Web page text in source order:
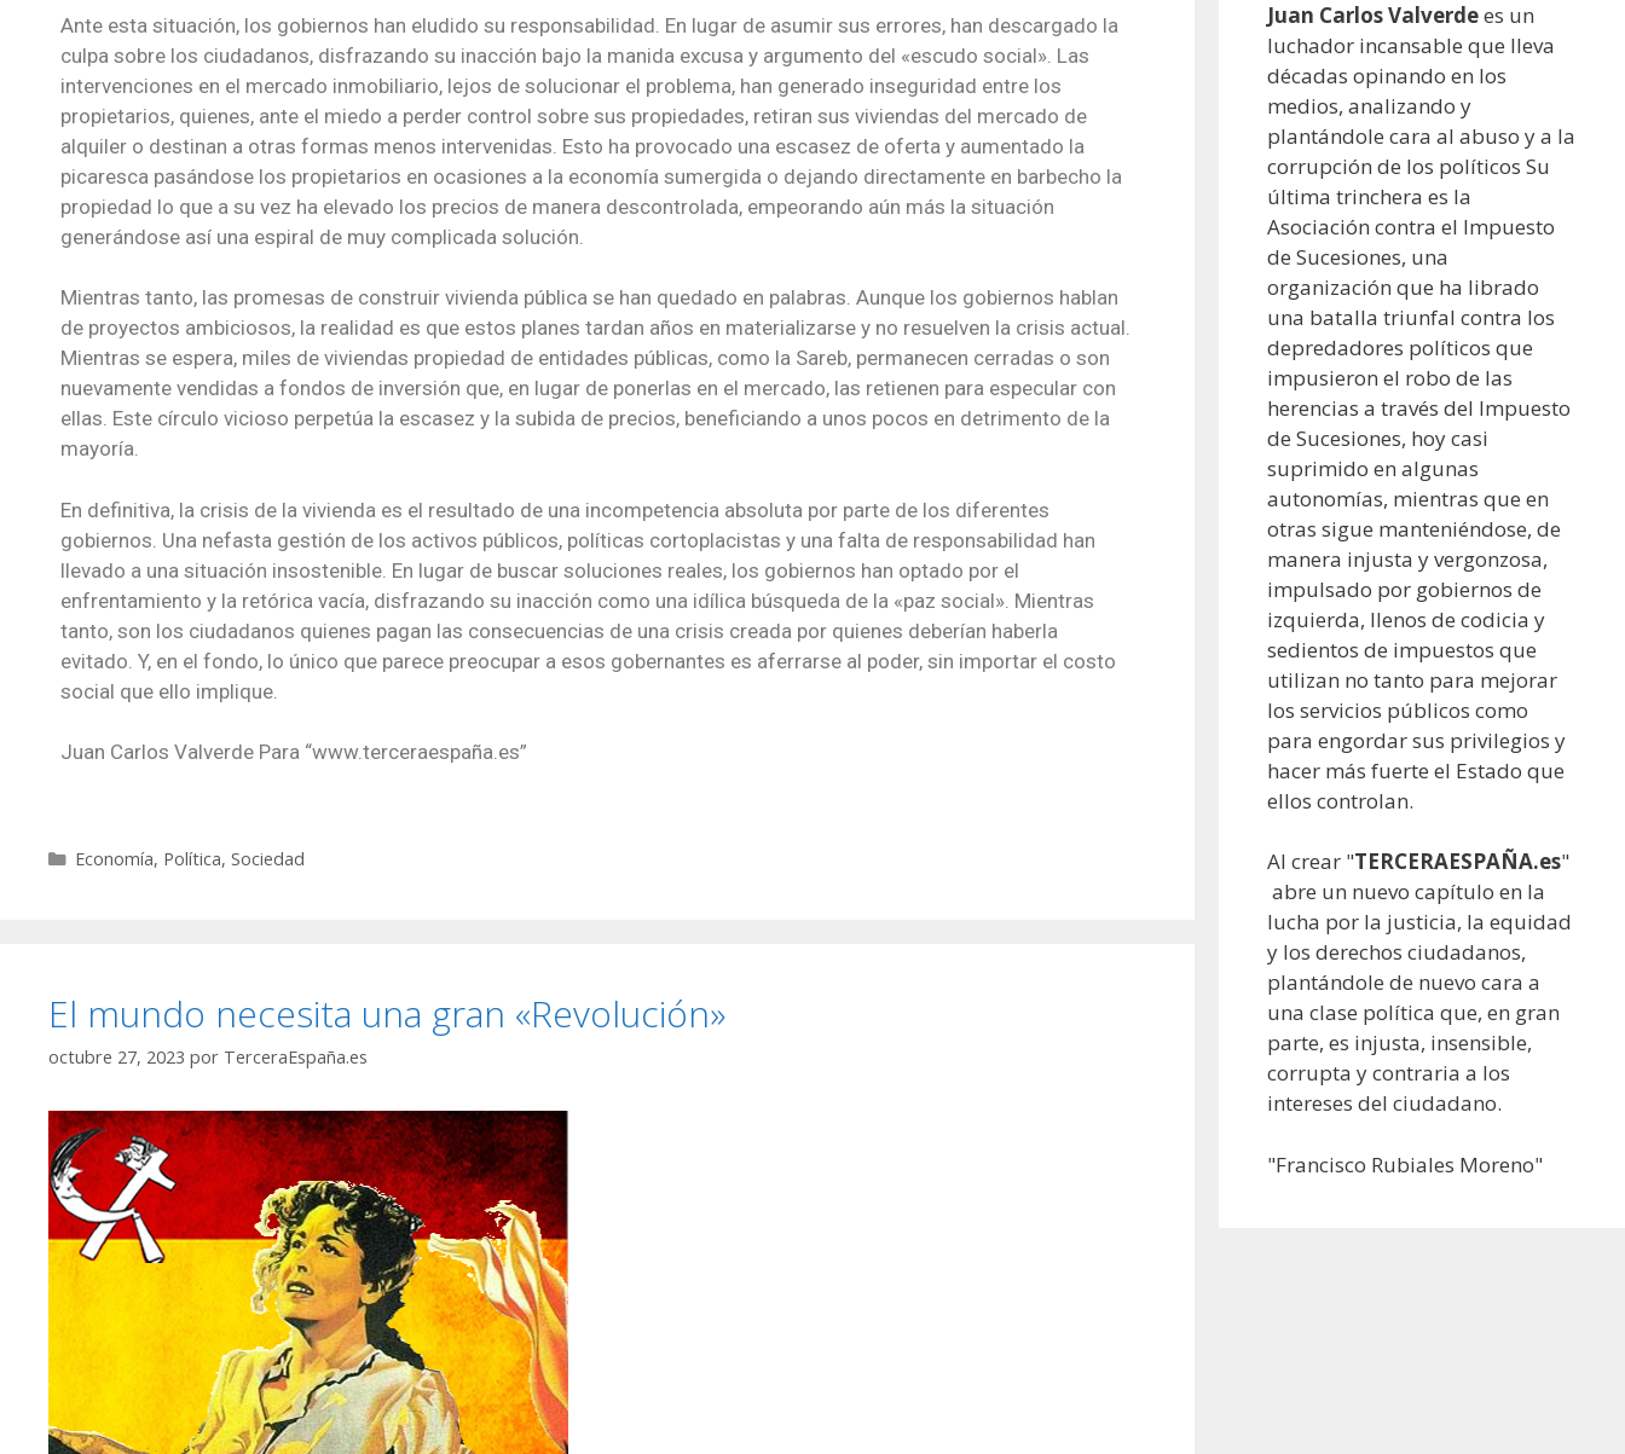
Ante esta situación, los gobiernos han eludido su responsabilidad. En lugar de asumir sus errores, han descargado la
culpa sobre los ciudadanos, disfrazando su inacción bajo la manida excusa y argumento del «escudo social». Las
intervenciones en el mercado inmobiliario, lejos de solucionar el problema, han generado inseguridad entre los
propietarios, quienes, ante el miedo a perder control sobre sus propiedades, retiran sus viviendas del mercado de
alquiler o destinan a otras formas menos intervenidas. Esto ha provocado una escasez de oferta y aumentado la
picaresca pasándose los propietarios en ocasiones a la economía sumergida o dejando directamente en barbecho la
propiedad lo que a su vez ha elevado los precios de manera descontrolada, empeorando aún más la situación
generándose así una espiral de muy complicada solución.
Mientras tanto, las promesas de construir vivienda pública se han quedado en palabras. Aunque los gobiernos hablan
de proyectos ambiciosos, la realidad es que estos planes tardan años en materializarse y no resuelven la crisis actual.
Mientras se espera, miles de viviendas propiedad de entidades públicas, como la Sareb, permanecen cerradas o son
nuevamente vendidas a fondos de inversión que, en lugar de ponerlas en el mercado, las retienen para especular con
ellas. Este círculo vicioso perpetúa la escasez y la subida de precios, beneficiando a unos pocos en detrimento de la
mayoría.
En definitiva, la crisis de la vivienda es el resultado de una incompetencia absoluta por parte de los diferentes
gobiernos. Una nefasta gestión de los activos públicos, políticas cortoplacistas y una falta de responsabilidad han
llevado a una situación insostenible. En lugar de buscar soluciones reales, los gobiernos han optado por el
enfrentamiento y la retórica vacía, disfrazando su inacción como una idílica búsqueda de la «paz social». Mientras
tanto, son los ciudadanos quienes pagan las consecuencias de una crisis creada por quienes deberían haberla
evitado. Y, en el fondo, lo único que parece preocupar a esos gobernantes es aferrarse al poder, sin importar el costo
social que ello implique.
Juan Carlos Valverde Para “www.terceraespaña.es”
Economía, Política, Sociedad
El mundo necesita una gran «Revolución»
octubre 27, 2023 por TerceraEspaña.es
Juan Carlos Valverdees un
luchador incansable que lleva
décadas opinando en los
medios, analizando y
plantándole cara al abuso y a la
corrupción de los políticos Su
última trinchera es la
Asociación contra el Impuesto
de Sucesiones, una
organización que ha librado
una batalla triunfal contra los
depredadores políticos que
impusieron el robo de las
herencias a través del Impuesto
de Sucesiones, hoy casi
suprimido en algunas
autonomías, mientras que en
otras sigue manteniéndose, de
manera injusta y vergonzosa,
impulsado por gobiernos de
izquierda, llenos de codicia y
sedientos de impuestos que
utilizan no tanto para mejorar
los servicios públicos como
para engordar sus privilegios y
hacer más fuerte el Estado que
ellos controlan.
Al crear "TERCERAESPAÑA.es"
abre un nuevo capítulo en la
lucha por la justicia, la equidad
y los derechos ciudadanos,
plantándole de nuevo cara a
una clase política que, en gran
parte, es injusta, insensible,
corrupta y contraria a los
intereses del ciudadano.
"Francisco Rubiales Moreno"